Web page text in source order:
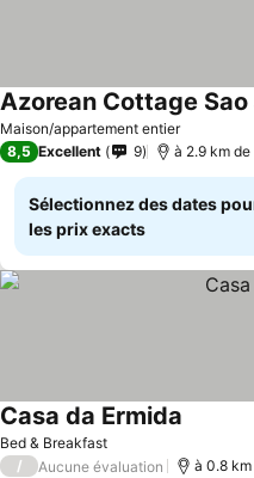
Maison/appartement entier
Azorean Cottage Sao
8,5 Excellent 9 à 2.9 km
Sélectionnez des dates
les prix exacts
Bed & Breakfast
Casa da Ermida
/ Aucune évaluation à 0.8